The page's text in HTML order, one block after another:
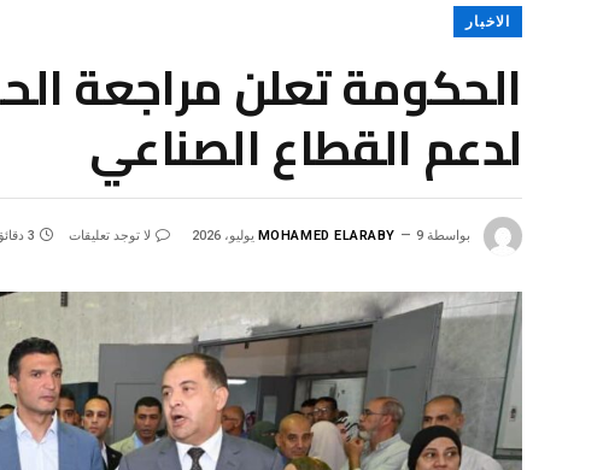
الاخبار
الحكومة تعلن مراجعة
لدعم القطاع الصناعي
بواسطة MOHAMED ELARABY 9 يوليو، 2026 لا توجد تعليقات 3 دقائق